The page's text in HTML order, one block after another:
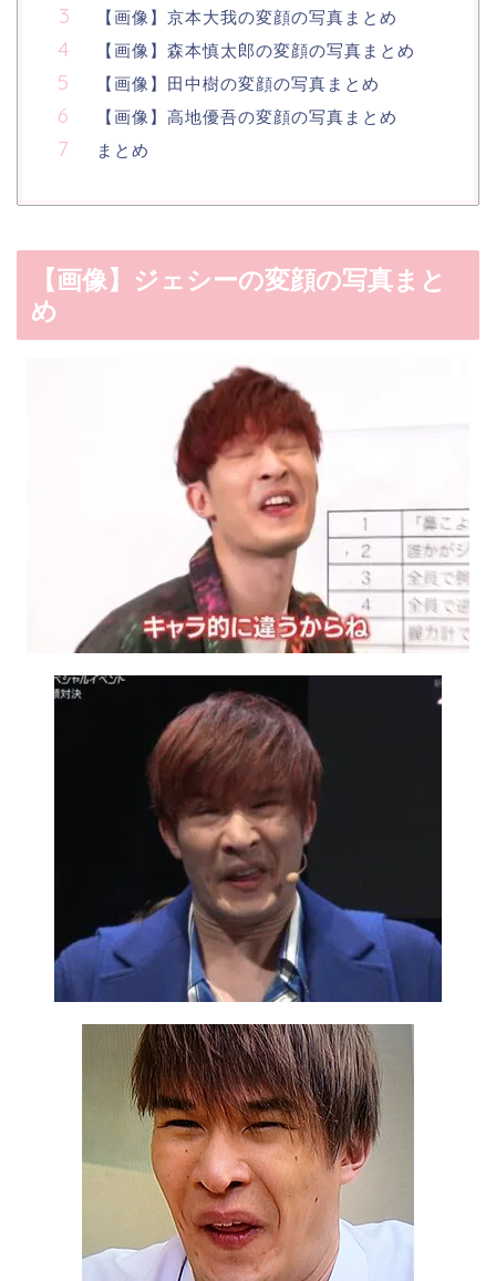
【画像】京本大我の変顔の写真まとめ
【画像】森本慎太郎の変顔の写真まとめ
【画像】田中樹の変顔の写真まとめ
【画像】高地優吾の変顔の写真まとめ
まとめ
【画像】ジェシーの変顔の写真まと
め